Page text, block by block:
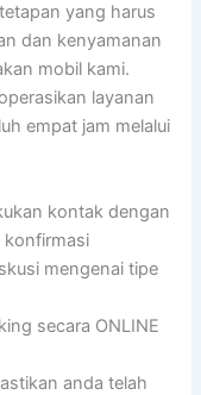
yang harus
dan kenyamanan
mobil kami.
layanan
empat jam melalui
kontak dengan
konfirmasi
mengenai tipe
secara ONLINE
anda telah